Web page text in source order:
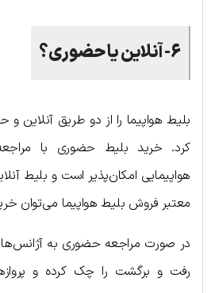
۶-آنلاین یا حضوری؟
بلیط هواپیما را از دو طریق آنلاین
کرد. خرید بلیط حضوری با
هواپیمایی امکان‌پذیر است و بلیط
معتبر فروش بلیط هواپیما می‌توان
در صورت مراجعه حضوری به آژانس‌ها
رفت و برگشت را چک کرده و